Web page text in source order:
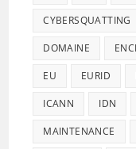
CYBERSQUATTING
DOMAINE
EU EURID
ICANN IDN
MAINTENANCE